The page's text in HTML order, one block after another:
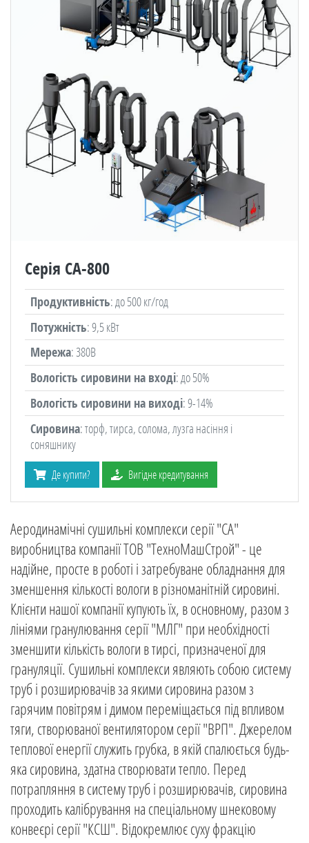
Серія CA-800
Продуктивність: до 500 кг/год
Потужність: 9,5 кВт
Мережа: 380В
Вологість сировини на вході: до 50%
Вологість сировини на виході: 9-14%
Сировина: торф, тирса, солома, лузга насіння і
соняшнику
Де купити? Вигідне кредитування
Аеродинамічні сушильні комплекси серії "СА"
виробництва компанії ТОВ "ТехноМашСтрой" - це
надійне, просте в роботі і затребуване обладнання для
зменшення кількості вологи в різноманітній сировині.
Клієнти нашої компанії купують їх, в основному, разом з
лініями гранулювання серії "МЛГ" при необхідності
зменшити кількість вологи в тирсі, призначеної для
грануляції. Сушильні комплекси являють собою систему
труб і розширювачів за якими сировина разом з
гарячим повітрям і димом переміщається під впливом
тяги, створюваної вентилятором серії "ВРП". Джерелом
теплової енергії служить грубка, в якій спалюється будь-
яка сировина, здатна створювати тепло. Перед
потрапляння в систему труб і розширювачів, сировина
проходить калібрування на спеціальному шнековому
конвеєрі серії "КСШ". Відокремлює суху фракцію